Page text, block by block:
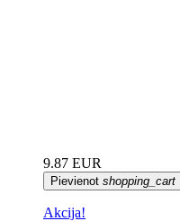
9.87 EUR
Pievienot shopping_cart
Akcija!